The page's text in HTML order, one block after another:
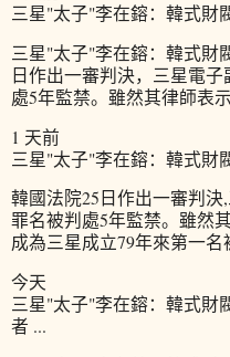
三星"太子"李在鎔：韓式財
三星"太子"李在鎔：韓式財
日作出一審判決，三星電
處5年監禁。雖然其律師表
1 天前
三星"太子"李在鎔：韓式
韓國法院25日作出一審判
罪名被判處5年監禁。雖然
成為三星成立79年來第一名
今天
三星"太子"李在鎔：韓式財
者 ...